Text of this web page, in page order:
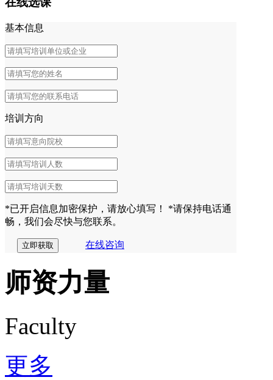
基本信息
培训方向
*已开启信息加密保护，请放心填写！
*请保持电话通
畅，我们会尽快与您联系。
在线咨询
师资力量
Faculty
更多